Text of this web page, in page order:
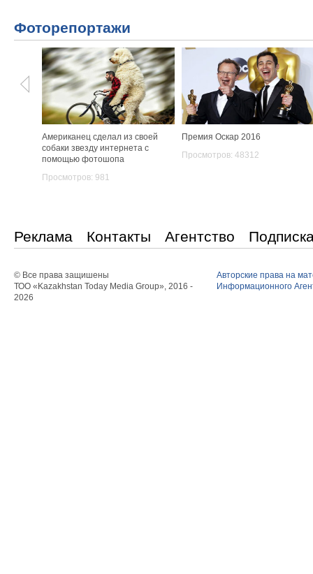
Фоторепортажи
Американец сделал из своей
собаки звезду интернета с
помощью фотошопа
Просмотров: 981
Премия Оскар 2016
Просмотров: 48312
Реклама Контакты Агентство
© Все права защишены
ТОО «Kazakhstan Today Media Group», 2016 -
2026
Авторские права на
Информационного